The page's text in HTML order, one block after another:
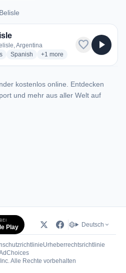
Belisle
Argentina
radio stations
Spanish radio stations
+1 more genres for FM Accion
more
favorite play_arrow
kostenlos online. Entdecken
und mehr aus aller Welt auf
Play Deutsch
Urheberrechtsrichtlinie
(öffnet in neuem Tab)
Alle Rechte vorbehalten